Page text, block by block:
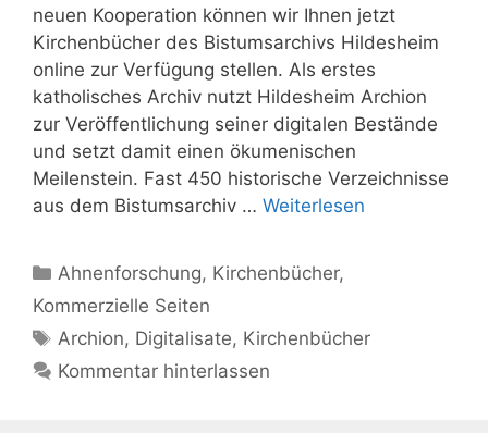
neuen Kooperation können wir Ihnen jetzt
Kirchenbücher des Bistumsarchivs Hildesheim
online zur Verfügung stellen. Als erstes
katholisches Archiv nutzt Hildesheim Archion
zur Veröffentlichung seiner digitalen Bestände
und setzt damit einen ökumenischen
Meilenstein. Fast 450 historische Verzeichnisse
aus dem Bistumsarchiv … Weiterlesen
Kategorien
Ahnenforschung, Kirchenbücher,
Kommerzielle Seiten
Schlagwörter
Archion, Digitalisate, Kirchenbücher
Kommentar hinterlassen